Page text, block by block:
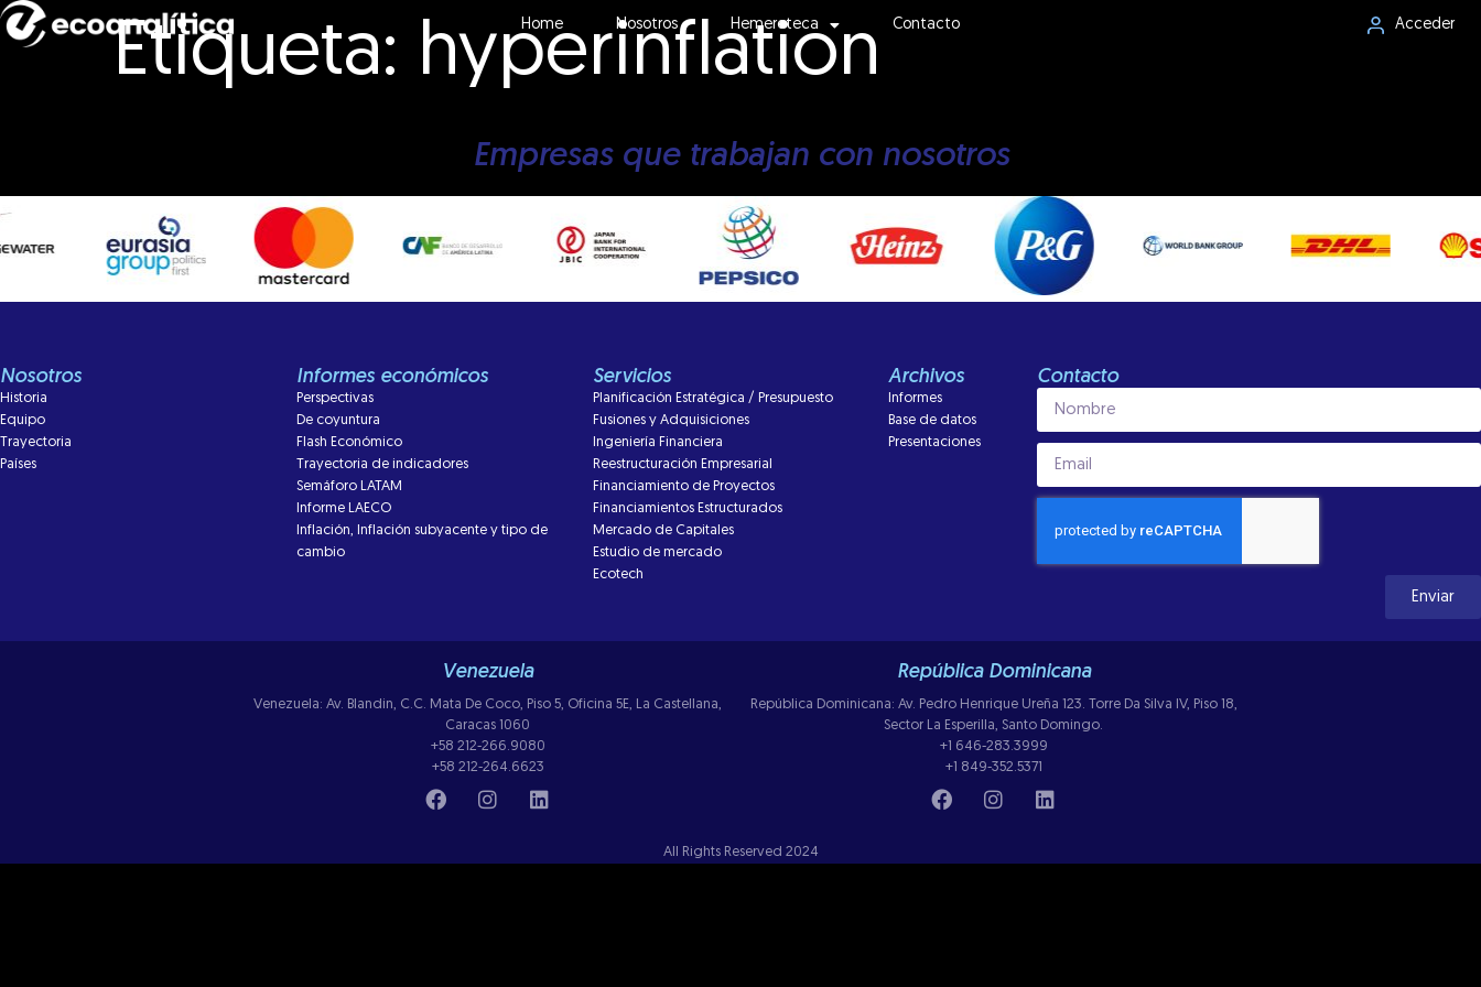
Home Nosotros Hemeroteca Contacto Acceder
Etiqueta: hyperinflation
Empresas que trabajan con nosotros
Nosotros
Historia
Equipo
Trayectoria
Países
Informes económicos
Perspectivas
De coyuntura
Flash Económico
Trayectoria de indicadores
Semáforo LATAM
Informe LAECO
Inflación, Inflación subyacente y tipo de
cambio
Servicios
Planificación Estratégica / Presupuesto
Fusiones y Adquisiciones
Ingeniería Financiera
Reestructuración Empresarial
Financiamiento de Proyectos
Financiamientos Estructurados
Mercado de Capitales
Estudio de mercado
Ecotech
Archivos
Informes
Base de datos
Presentaciones
Contacto
Enviar
Venezuela
Venezuela: Av. Blandin, C.C. Mata De Coco, Piso 5, Oficina 5E, La Castellana,
Caracas 1060
+58 212-266.9080
+58 212-264.6623
República Dominicana
República Dominicana: Av. Pedro Henrique Ureña 123. Torre Da Silva IV, Piso 18,
Sector La Esperilla, Santo Domingo.
+1 646-283.3999
+1 849-352.5371
All Rights Reserved 2024